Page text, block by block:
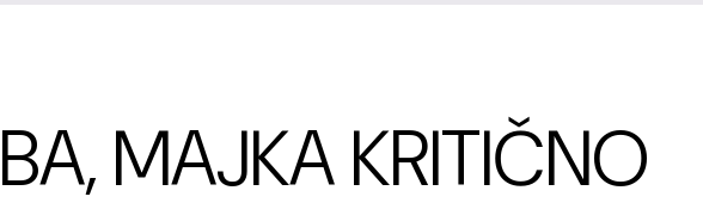
MAJKA KRITIČNO